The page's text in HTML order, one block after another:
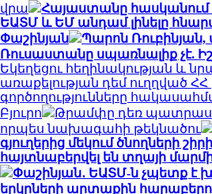
վրա
Հայաստանը
ԵԱՏՄ և ԵՄ անդամ լինելը
Փաշինյան
Պարոն
Ռուսաստանը սպառնալիք չէ.
Եկեղեցու հեղինակության և
առաքելության դեմ ուղղված ՀՀ
գործողությունները
Բյուրո
Թրամփը դեռ պատրաստ
որպես նախագահի թեկնածու
գյուղերից մեկում ծնողների
հայտնաբերվել են տղայի
Փաշինյան․ ԵԱՏՄ-ն չպետք է
երկրների արտաքին